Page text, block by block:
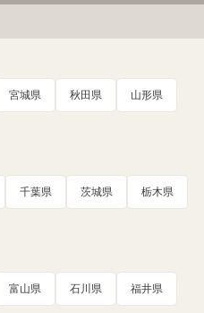
宮城県 秋田県 山形県
千葉県 茨城県 栃木県
富山県 石川県 福井県